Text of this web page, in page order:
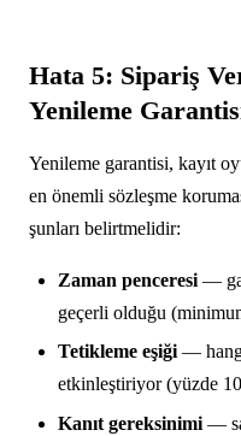
Hata 5: Sipariş
Yenileme
Yenileme garantisi, kayıt
en önemli sözleşme
şunları belirtmelidir:
Zaman penceresi —
geçerli olduğu
Tetikleme eşiği— hangi
etkinleştiriyor (yüzde
Kanıt gereksinimi —